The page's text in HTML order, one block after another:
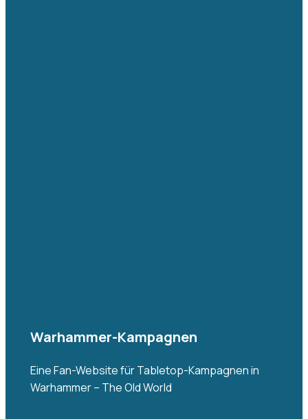
Warhammer-Kampagnen
Eine Fan-Website für Tabletop-Kampagnen in
Warhammer – The Old World